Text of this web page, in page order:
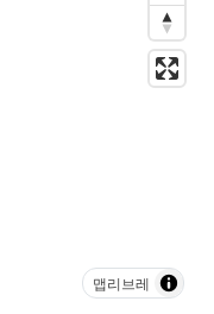
맵리브레